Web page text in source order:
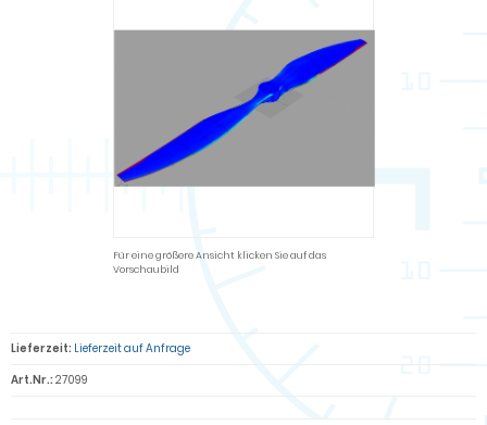
Für eine größere Ansicht klicken Sie auf das
Vorschaubild
Lieferzeit: Lieferzeit auf Anfrage
Art.Nr.: 27099